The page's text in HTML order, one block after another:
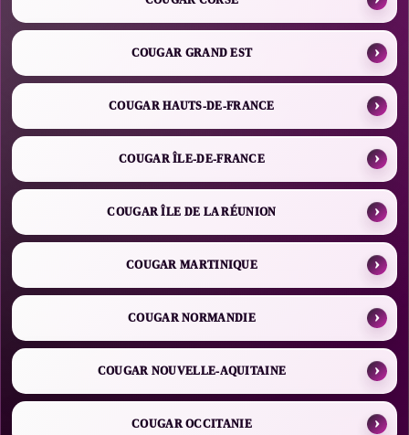
COUGAR GRAND EST
COUGAR HAUTS-DE-FRANCE
COUGAR ÎLE-DE-FRANCE
COUGAR ÎLE DE LA RÉUNION
COUGAR MARTINIQUE
COUGAR NORMANDIE
COUGAR NOUVELLE-AQUITAINE
COUGAR OCCITANIE